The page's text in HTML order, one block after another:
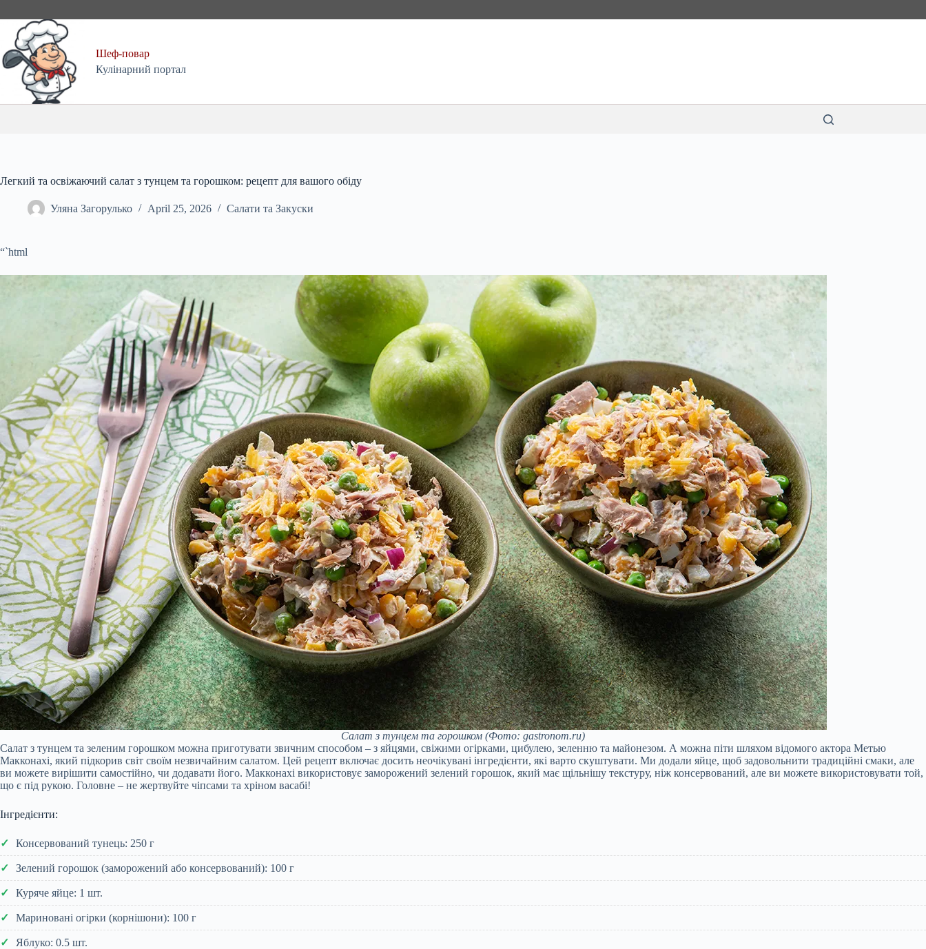
to
content
Шеф-повар
Кулінарний портал
Легкий та освіжаючий салат з тунцем та горошком: рецепт для вашого обіду
Уляна Загорулько April 25, 2026 Салати та Закуски
“`html
Салат з тунцем та горошком (Фото: gastronom.ru)
Салат з тунцем та зеленим горошком можна приготувати звичним способом – з яйцями, свіжими огірками, цибулею, зеленню та майонезом. А можна піти шляхом відомого актора Метью
Макконахі, який підкорив світ своїм незвичайним салатом. Цей рецепт включає досить неочікувані інгредієнти, які варто скуштувати. Ми додали яйце, щоб задовольнити традиційні смаки, але
ви можете вирішити самостійно, чи додавати його. Макконахі використовує заморожений зелений горошок, який має щільнішу текстуру, ніж консервований, але ви можете використовувати той,
що є під рукою. Головне – не жертвуйте чіпсами та хріном васабі!
Інгредієнти:
Консервований тунець: 250 г
Зелений горошок (заморожений або консервований): 100 г
Куряче яйце: 1 шт.
Мариновані огірки (корнішони): 100 г
Яблуко: 0.5 шт.